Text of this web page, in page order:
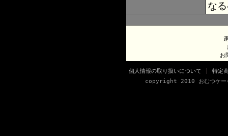
な
お
個人情報の取り扱いについて
特定
copyright 2010 おむつケ